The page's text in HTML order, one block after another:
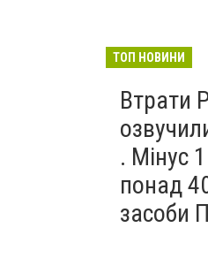
ТОП НОВИНИ
Втрати
. Мінус
понад
засоби